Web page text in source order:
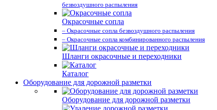
безвоздушного распыления
Окрасочные сопла
– Окрасочные сопла безвоздушного распыления
– Окрасочные сопла комбинированного распыления
Шланги окрасочные и переходники
Каталог
Оборудование для дорожной разметки
Оборудование для дорожной разметки